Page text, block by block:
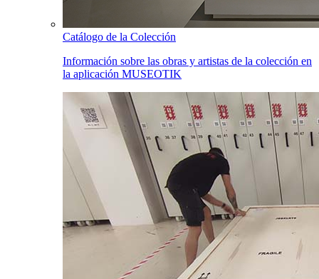
Catálogo de la Colección
Información sobre las obras y artistas de la colección en
la aplicación MUSEOTIK